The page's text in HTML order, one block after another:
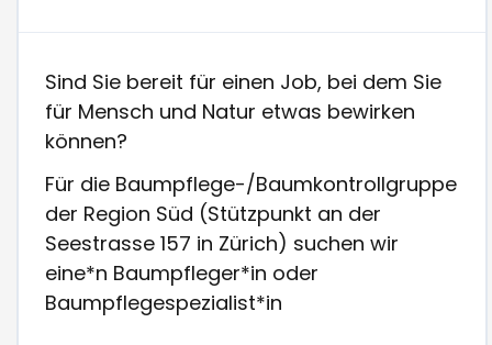
Sind Sie bereit für einen Job, bei dem Sie
für Mensch und Natur etwas bewirken
können?
Für die Baumpflege-/Baumkontrollgruppe
der Region Süd (Stützpunkt an der
Seestrasse 157 in Zürich) suchen wir
eine*n Baumpfleger*in oder
Baumpflegespezialist*in